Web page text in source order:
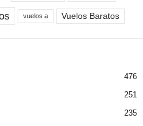
vuelos a Vuelos Baratos
476
251
235